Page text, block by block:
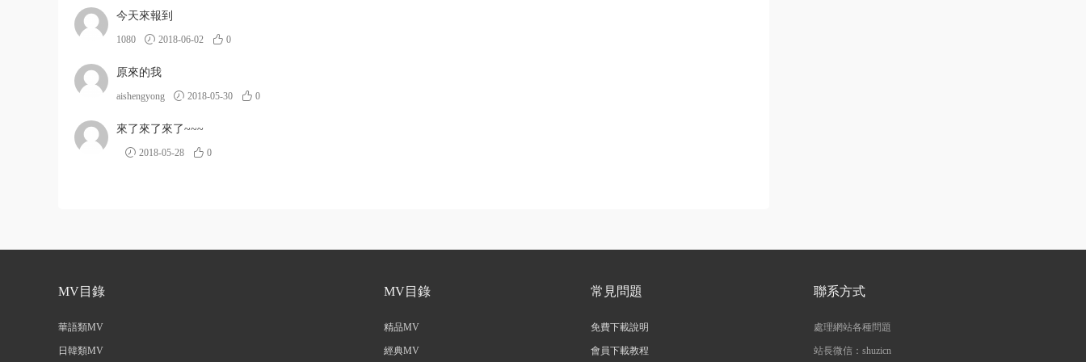
今天來報到
1080 2018-06-02 0
原來的我
aishengyong 2018-05-30 0
來了來了來了~~~
2018-05-28 0
MV目錄
華語類MV
日韓類MV
MV目錄
精品MV
經典MV
常見問題
免費下載說明
會員下載教程
聯系方式
處理網站各種問題
站長微信：shuzicn